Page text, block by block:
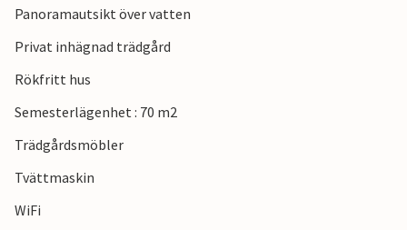
Panoramautsikt över vatten
Privat inhägnad trädgård
Rökfritt hus
Semesterlägenhet : 70 m2
Trädgårdsmöbler
Tvättmaskin
WiFi